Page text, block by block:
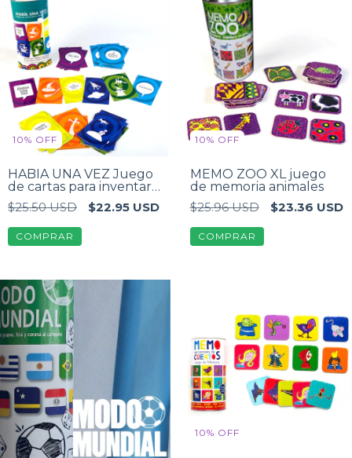
10% OFF
HABÍA UNA VEZ Juego
de cartas para inventar
cuentos
$25.50 USD $22.95 USD
10% OFF
MEMO ZOO XL juego
de memoria animales
$25.96 USD
$23.36 USD
10% OFF